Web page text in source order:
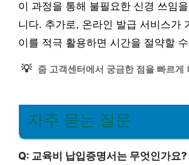
이 과정을 통해 불필요한 신경 쓰임
니다. 추가로, 온라인 발급 서비스가
이를 적극 활용하면 시간을 절약할
💡 줌 고객센터에서 궁금한 점을 빠르게
자주 묻는 질문
Q: 교육비 납입증명서는 무엇인가요?